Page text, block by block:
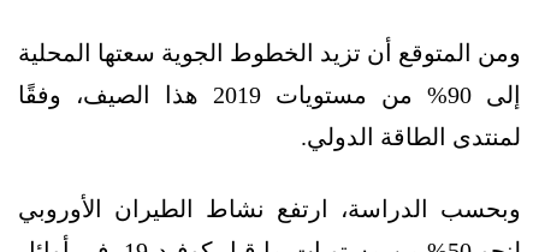
ومن المتوقع أن تزيد الخطوط الجوية سعتها المحلية
إلى 90% من مستويات 2019 هذا الصيف، وفقًا
لمنتدى الطاقة الدولي.
وبحسب الدراسة، ارتفع نشاط الطيران الأوروبي